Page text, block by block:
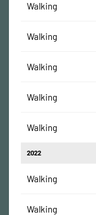
Walking
Walking
Walking
Walking
Walking
2022
Walking
Walking